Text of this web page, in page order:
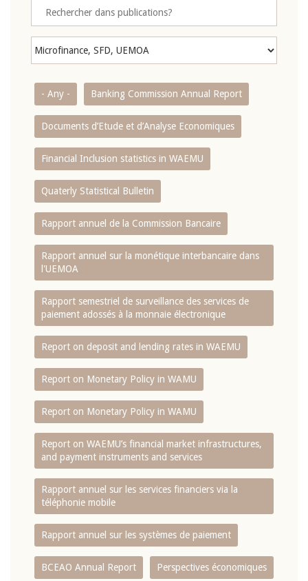
- Any - Banking Commission Annual Report
Documents d’Etude et d’Analyse Economiques
Financial Inclusion statistics in WAEMU
Quaterly Statistical Bulletin
Rapport annuel de la Commission Bancaire
Rapport annuel sur la monétique interbancaire dans
l'UEMOA
Rapport semestriel de surveillance des services de
paiement adossés à la monnaie électronique
Report on deposit and lending rates in WAEMU
Report on Monetary Policy in WAMU
Report on Monetary Policy in WAMU
Report on WAEMU’s financial market infrastructures,
and payment instruments and services
Rapport annuel sur les services financiers via la
téléphonie mobile
Rapport annuel sur les systèmes de paiement
BCEAO Annual Report Perspectives économiques